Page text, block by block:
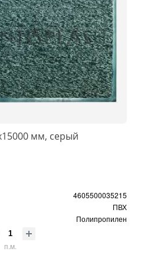
мм, серый
4605500035215
ПВХ
Полипропилен
п.м.